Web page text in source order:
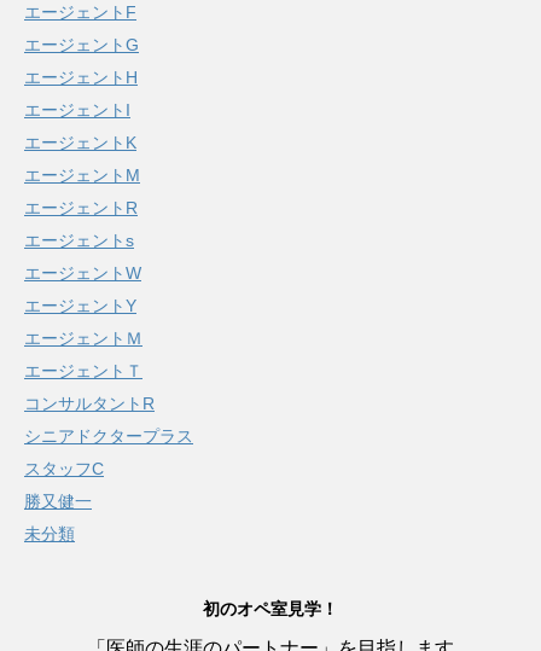
エージェントF
エージェントG
エージェントH
エージェントI
エージェントK
エージェントM
エージェントR
エージェントs
エージェントW
エージェントY
エージェントＭ
エージェントＴ
コンサルタントR
シニアドクタープラス
スタッフC
勝又健一
未分類
初のオペ室見学！